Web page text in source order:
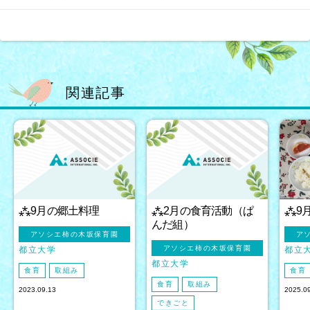
関連記事
⁂9月の郷土料理
アソシエ柿の木坂保育園
都立大学
食育 取組み
2023.09.13
⁂2月の食育活動（ぱ
んだ組）
アソシエ柿の木坂保育園
都立大学
食育 取組み
できごと
⁂9
ア
都立
食育